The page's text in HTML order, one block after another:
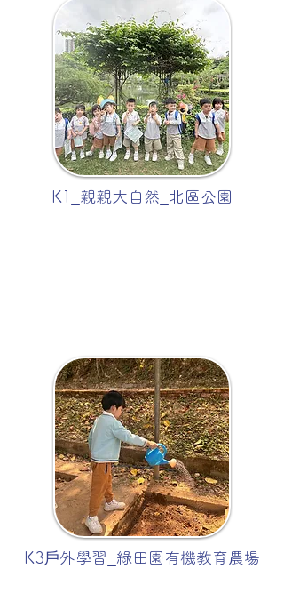
K1_親親大自然_北區公園
K3戶外學習_綠田園有機教育農場